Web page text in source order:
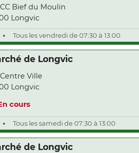
CC Bief du Moulin
Longvic
Tous les vendredi de 07:30 à 13:00
de Longvic
Centre Ville
Longvic
cours
Tous les samedi de 07:30 à 13:00
de Longvic